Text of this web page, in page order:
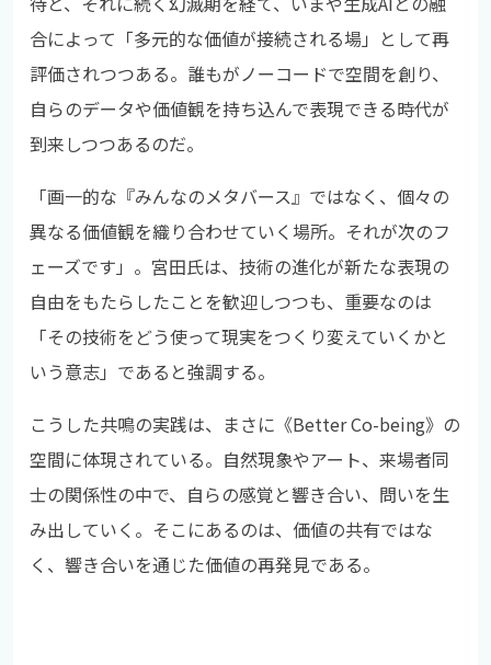
合によって「多元的な価値が接続される場」として再
評価されつつある。誰もがノーコードで空間を創り、
自らのデータや価値観を持ち込んで表現できる時代が
到来しつつあるのだ。
「画一的な『みんなのメタバース』ではなく、個々の
異なる価値観を織り合わせていく場所。それが次のフ
ェーズです」。宮田氏は、技術の進化が新たな表現の
自由をもたらしたことを歓迎しつつも、重要なのは
「その技術をどう使って現実をつくり変えていくかと
いう意志」であると強調する。
こうした共鳴の実践は、まさに《Better Co-being》の
空間に体現されている。自然現象やアート、来場者同
士の関係性の中で、自らの感覚と響き合い、問いを生
み出していく。そこにあるのは、価値の共有ではな
く、響き合いを通じた価値の再発見である。